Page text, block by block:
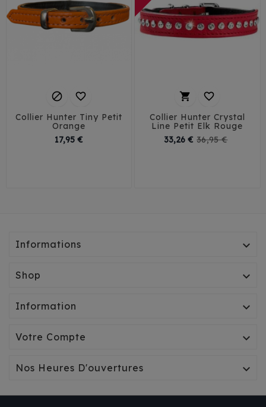
 
Collier Hunter Tiny Petit
Orange
17,95 €Prix
 
Collier Hunter Crystal
Line Petit Elk Rouge
33,26 € 36,95 €
Informations 
Shop 
Information 
Votre Compte 
Nos Heures D'ouvertures 